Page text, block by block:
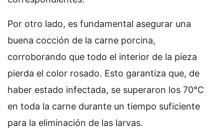
Por otro lado, es fundamental asegurar una
buena cocción de la carne porcina,
corroborando que todo el interior de la pieza
pierda el color rosado. Esto garantiza que, de
haber estado infectada, se superaron los 70°C
en toda la carne durante un tiempo suficiente
para la eliminación de las larvas.